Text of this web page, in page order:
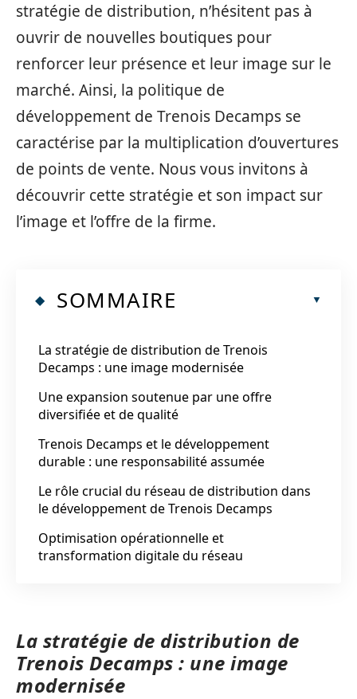
stratégie de distribution, n’hésitent pas à
ouvrir de nouvelles boutiques pour
renforcer leur présence et leur image sur le
marché. Ainsi, la politique de
développement de Trenois Decamps se
caractérise par la multiplication d’ouvertures
de points de vente. Nous vous invitons à
découvrir cette stratégie et son impact sur
l’image et l’offre de la firme.
SOMMAIRE
La stratégie de distribution de Trenois
Decamps : une image modernisée
Une expansion soutenue par une offre
diversifiée et de qualité
Trenois Decamps et le développement
durable : une responsabilité assumée
Le rôle crucial du réseau de distribution dans
le développement de Trenois Decamps
Optimisation opérationnelle et
transformation digitale du réseau
La stratégie de distribution de
Trenois Decamps : une image
modernisée